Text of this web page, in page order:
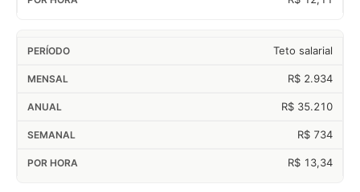
Teto salarial
R$ 2.934
R$ 35.210
R$ 734
R$ 13,34